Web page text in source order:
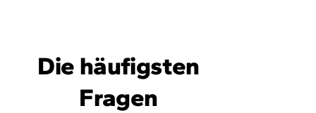
Die häufigsten
Fragen